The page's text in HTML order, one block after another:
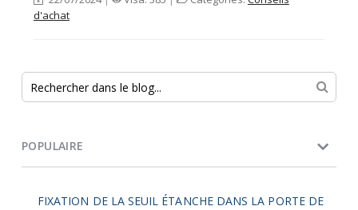
d'achat
POPULAIRE
FIXATION DE LA SEUIL ÉTANCHE DANS LA PORTE DE